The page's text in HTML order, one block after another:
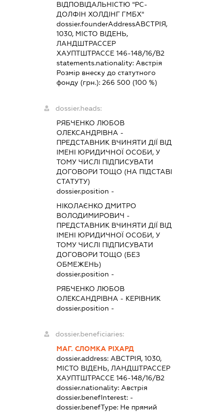
ВІДПОВІДАЛЬНІСТЮ "РС-
ДОЛФІН ХОЛДІНГ ГМБХ"
dossier.founderAddressАВСТРІЯ,
1030, МІСТО ВІДЕНЬ,
ЛАНДШТРАССЕР
ХАУПТШТРАССЕ 146-148/16/В2
statements.nationality: Австрія
Розмір внеску до статутного
фонду (грн.): 266 500 (100 %)
dossier.heads:
РЯБЧЕНКО ЛЮБОВ
ОЛЕКСАНДРІВНА -
ПРЕДСТАВНИКВЧИНЯТИ ДІЇ ВІД
ІМЕНІ ЮРИДИЧНОЇ ОСОБИ, У
ТОМУ ЧИСЛІ ПІДПИСУВАТИ
ДОГОВОРИ ТОЩО (НА ПІДСТАВІ
СТАТУТУ)
dossier.position -
НІКОЛАЄНКО ДМИТРО
ВОЛОДИМИРОВИЧ -
ПРЕДСТАВНИКВЧИНЯТИ ДІЇ ВІД
ІМЕНІ ЮРИДИЧНОЇ ОСОБИ, У
ТОМУ ЧИСЛІ ПІДПИСУВАТИ
ДОГОВОРИ ТОЩО (БЕЗ
ОБМЕЖЕНЬ)
dossier.position -
РЯБЧЕНКО ЛЮБОВ
ОЛЕКСАНДРІВНА - КЕРІВНИК
dossier.position -
dossier.beneficiaries:
МАГ. СЛОМКА РІХАРД
dossier.address: АВСТРІЯ, 1030,
МІСТО ВІДЕНЬ, ЛАНДШТРАССЕР
ХАУПТШТРАССЕ 146-148/16/В2
dossier.nationality: Австрія
dossier.benefInterest: -
dossier.benefType: Не прямий